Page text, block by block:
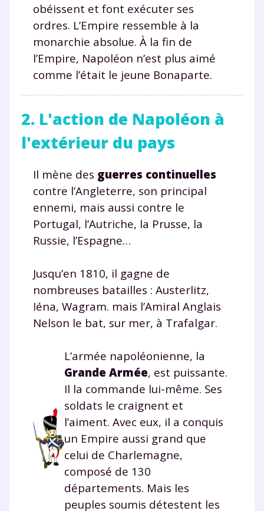
obéissent et font exécuter ses
ordres. L’Empire ressemble à la
monarchie absolue. À la fin de
l’Empire, Napoléon n’est plus aimé
comme l’était le jeune Bonaparte.
2. L'action de Napoléon à
l'extérieur du pays
Il mène des guerres continuelles
contre l’Angleterre, son principal
ennemi, mais aussi contre le
Portugal, l’Autriche, la Prusse, la
Russie, l’Espagne…
Jusqu’en 1810, il gagne de
nombreuses batailles : Austerlitz,
Iéna, Wagram. mais l’Amiral Anglais
Nelson le bat, sur mer, à Trafalgar.
L’armée napoléonienne, la
Grande Armée, est puissante.
Il la commande lui-même. Ses
soldats le craignent et
l’aiment. Avec eux, il a conquis
un Empire aussi grand que
celui de Charlemagne,
composé de 130
départements. Mais les
peuples soumis détestent les